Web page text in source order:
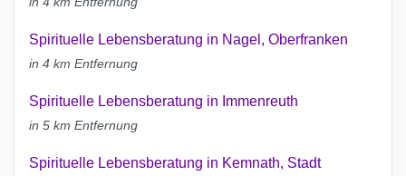
Spirituelle Lebensberatung in Nagel, Oberfranken
in 4 km Entfernung
Spirituelle Lebensberatung in Immenreuth
in 5 km Entfernung
Spirituelle Lebensberatung in Kemnath, Stadt